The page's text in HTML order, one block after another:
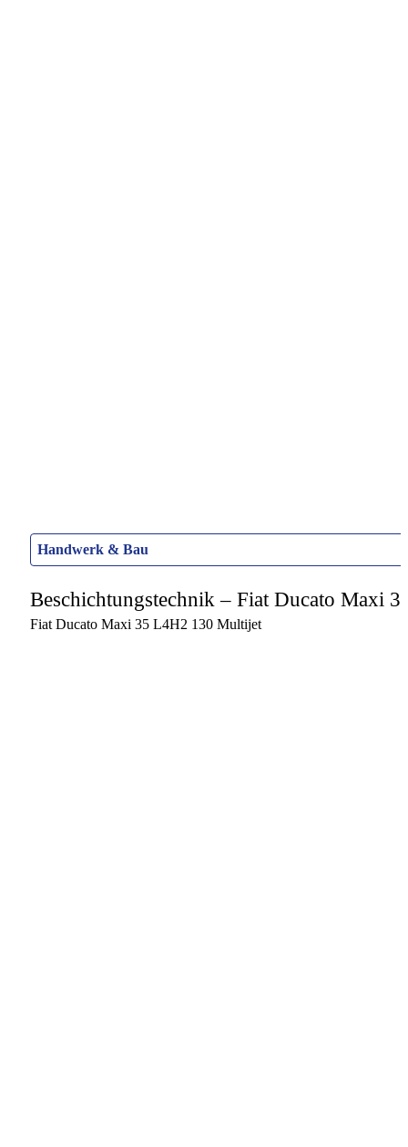
Handwerk & Bau
Beschichtungstechnik – Fiat Ducato Maxi
Fiat Ducato Maxi 35 L4H2 130 Multijet